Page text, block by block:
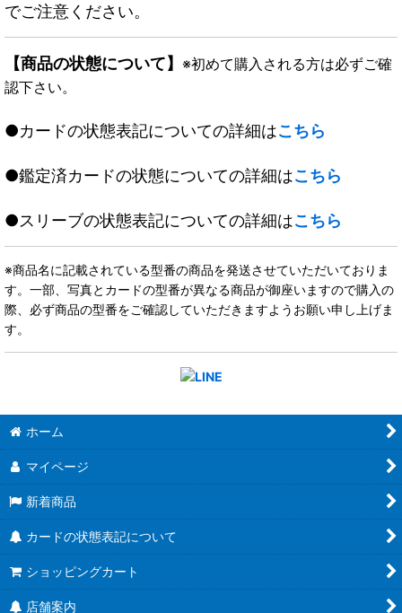
でご注意ください。
【商品の状態について】 ※初めて購入される方は必ずご確
認下さい。
●カードの状態表記についての詳細はこちら
●鑑定済カードの状態についての詳細はこちら
●スリーブの状態表記についての詳細はこちら
※商品名に記載されている型番の商品を発送させていただいておりま
す。一部、写真とカードの型番が異なる商品が御座いますので購入の
際、必ず商品の型番をご確認していただきますようお願い申し上げま
す。
ホーム
マイページ
新着商品
カードの状態表記について
ショッピングカート
店舗案内